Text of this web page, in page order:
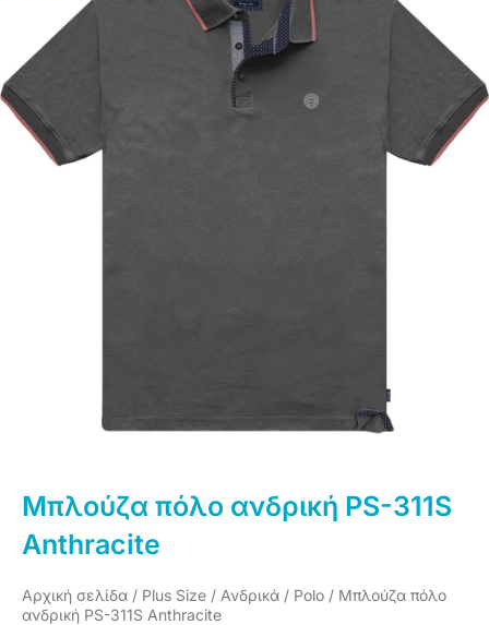
Μπλούζα πόλο ανδρική PS-311S
Anthracite
Αρχική σελίδα / Plus Size / Ανδρικά / Polo / Μπλούζα πόλο
ανδρική PS-311S Anthracite